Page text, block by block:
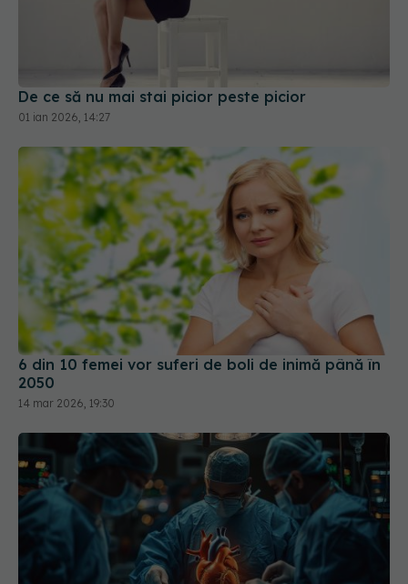
De ce să nu mai stai picior peste picior
01 ian 2026, 14:27
6 din 10 femei vor suferi de boli de inimă până în
2050
14 mar 2026, 19:30